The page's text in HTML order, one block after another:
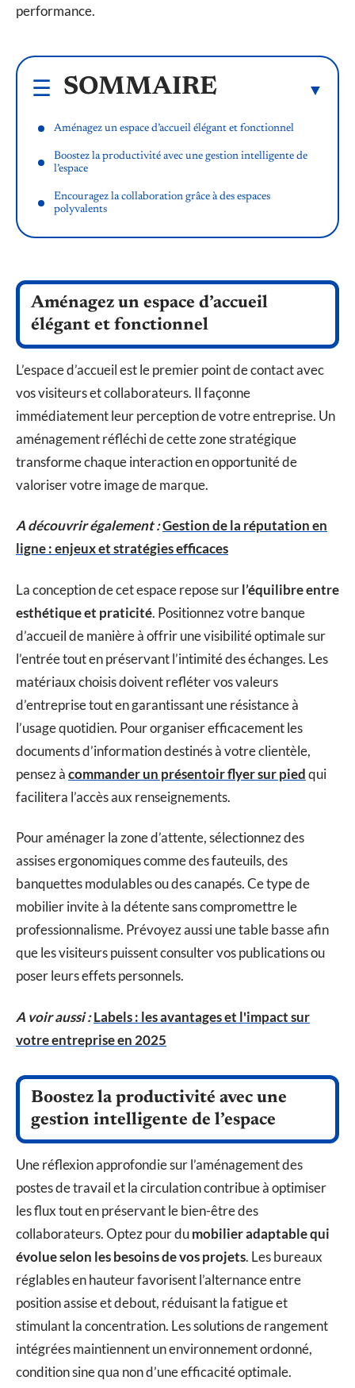
performance.
SOMMAIRE
Aménagez un espace d’accueil élégant et fonctionnel
Boostez la productivité avec une gestion intelligente de
l’espace
Encouragez la collaboration grâce à des espaces
polyvalents
Aménagez un espace d’accueil
élégant et fonctionnel
L’espace d’accueil est le premier point de contact avec
vos visiteurs et collaborateurs. Il façonne
immédiatement leur perception de votre entreprise. Un
aménagement réfléchi de cette zone stratégique
transforme chaque interaction en opportunité de
valoriser votre image de marque.
A découvrir également :Gestion de la réputation en
ligne : enjeux et stratégies efficaces
La conception de cet espace repose surl’équilibre entre
esthétique et praticité. Positionnez votre banque
d’accueil de manière à offrir une visibilité optimale sur
l’entrée tout en préservant l’intimité des échanges. Les
matériaux choisis doivent refléter vos valeurs
d’entreprise tout en garantissant une résistance à
l’usage quotidien. Pour organiser efficacement les
documents d’information destinés à votre clientèle,
pensez àcommander un présentoir flyer sur piedqui
facilitera l’accès aux renseignements.
Pour aménager la zone d’attente, sélectionnez des
assises ergonomiques comme des fauteuils, des
banquettes modulables ou des canapés. Ce type de
mobilier invite à la détente sans compromettre le
professionnalisme. Prévoyez aussi une table basse afin
que les visiteurs puissent consulter vos publications ou
poser leurs effets personnels.
A voir aussi :Labels : les avantages et l'impact sur
votre entreprise en 2025
Boostez la productivité avec une
gestion intelligente de l’espace
Une réflexion approfondie sur l’aménagement des
postes de travail et la circulation contribue à optimiser
les flux tout en préservant le bien-être des
collaborateurs. Optez pour dumobilier adaptable qui
évolue selon les besoins de vos projets. Les bureaux
réglables en hauteur favorisent l’alternance entre
position assise et debout, réduisant la fatigue et
stimulant la concentration. Les solutions de rangement
intégrées maintiennent un environnement ordonné,
condition sine qua non d’une efficacité optimale.